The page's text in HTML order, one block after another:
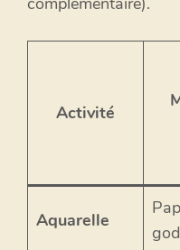
Activité
Aquarelle